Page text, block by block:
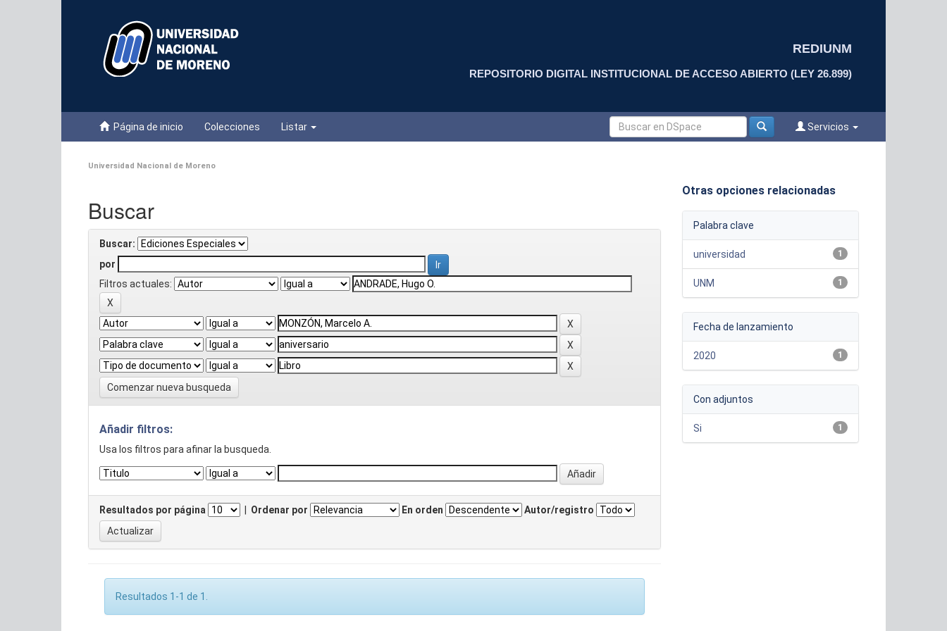
REDIUNM
REPOSITORIO DIGITAL INSTITUCIONAL DE ACCESO ABIERTO (LEY 26.899)
Página de inicio Colecciones Listar Servicios
Universidad Nacional de Moreno
Buscar
Buscar:
por
Filtros actuales:
Comenzar nueva busqueda
Añadir filtros:
Usa los filtros para afinar la busqueda.
Resultados por página Ordenar por En orden Autor/registro
Resultados 1-1 de 1.
Otras opciones relacionadas
Palabra clave
1
universidad
1
UNM
Fecha de lanzamiento
1
2020
Con adjuntos
1
Si